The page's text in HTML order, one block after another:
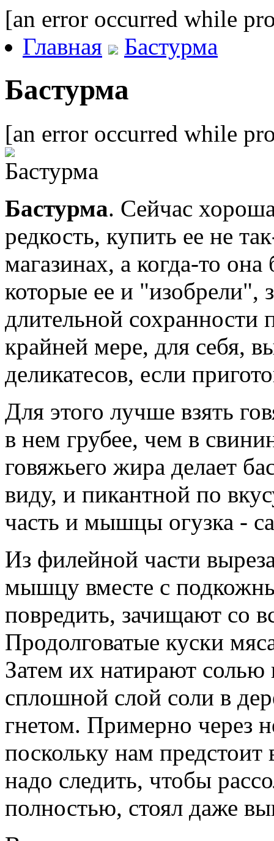
[an error occurred while
Главная
Бастурма
Бастурма
[an error occurred while
Бастурма. Сейчас
редкость, купить ее не
магазинах, а когда-то
которые ее и "изобрели",
длительной
крайней мере, для себя,
деликатесов, если
Для этого лучше взять
в нем грубее, чем в
говяжьего жира делает
виду, и пикантной по
часть и мышцы огузка -
Из филейной части
мышцу вместе с
повредить, зачищают со
Продолговатые куски
Затем их натирают
сплошной слой соли в
гнетом. Примерно через
поскольку нам предстоит
надо следить, чтобы
полностью, стоял даже